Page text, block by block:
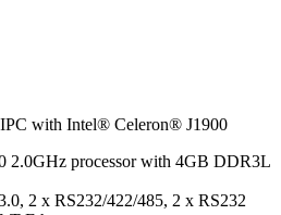
with Intel® Celeron® J1900
2.0GHz processor with 4GB DDR3L
2 x RS232/422/485, 2 x RS232